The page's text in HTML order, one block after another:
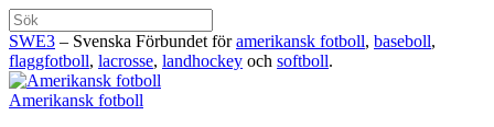
Hoppa
till
innehåll
Sök
SWE3 – Svenska Förbundet föramerikansk fotboll, baseboll,
flaggfotboll, lacrosse, landhockey och softboll.
Amerikansk fotboll